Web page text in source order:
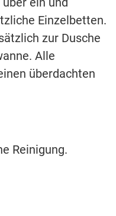
Einzelbetten.
zur Dusche
Alle
überdachten
Reinigung.